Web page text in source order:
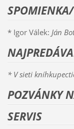
* Igor Válek: Ján
* V sieti
POZVÁNKY
SERVIS